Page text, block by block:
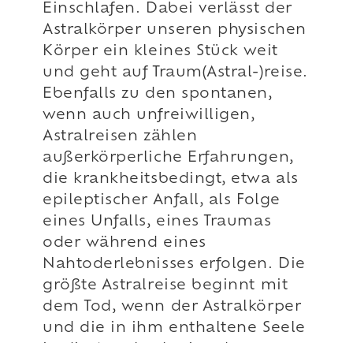
Einschlafen. Dabei verlässt der
Astralkörper unseren physischen
Körper ein kleines Stück weit
und geht auf Traum(Astral-)reise.
Ebenfalls zu den spontanen,
wenn auch unfreiwilligen,
Astralreisen zählen
außerkörperliche Erfahrungen,
die krankheitsbedingt, etwa als
epileptischer Anfall, als Folge
eines Unfalls, eines Traumas
oder während eines
Nahtoderlebnisses erfolgen. Die
größte Astralreise beginnt mit
dem Tod, wenn der Astralkörper
und die in ihm enthaltene Seele